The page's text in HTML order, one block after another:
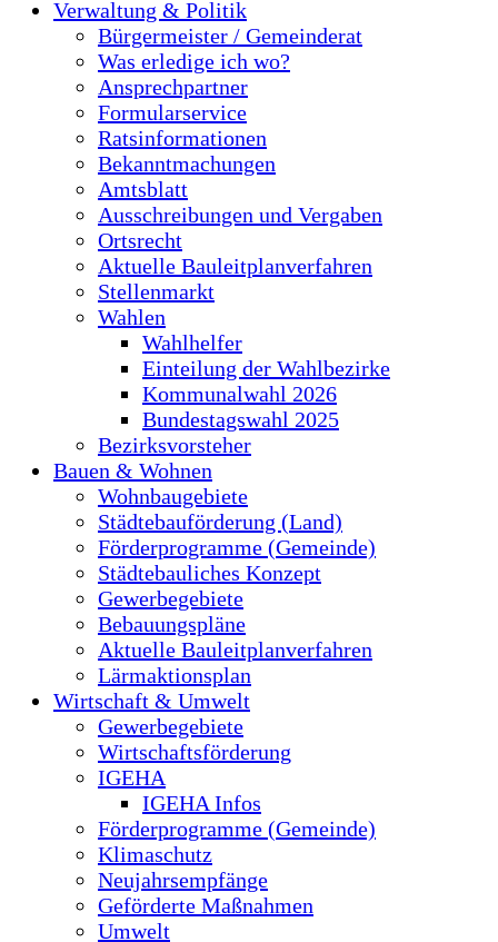
Verwaltung & Politik
Bürgermeister / Gemeinderat
Was erledige ich wo?
Ansprechpartner
Formularservice
Ratsinformationen
Bekanntmachungen
Amtsblatt
Ausschreibungen und Vergaben
Ortsrecht
Aktuelle Bauleitplanverfahren
Stellenmarkt
Wahlen
Wahlhelfer
Einteilung der Wahlbezirke
Kommunalwahl 2026
Bundestagswahl 2025
Bezirksvorsteher
Bauen & Wohnen
Wohnbaugebiete
Städtebauförderung (Land)
Förderprogramme (Gemeinde)
Städtebauliches Konzept
Gewerbegebiete
Bebauungspläne
Aktuelle Bauleitplanverfahren
Lärmaktionsplan
Wirtschaft & Umwelt
Gewerbegebiete
Wirtschaftsförderung
IGEHA
IGEHA Infos
Förderprogramme (Gemeinde)
Klimaschutz
Neujahrsempfänge
Geförderte Maßnahmen
Umwelt